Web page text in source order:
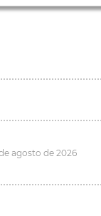
agosto de 2026